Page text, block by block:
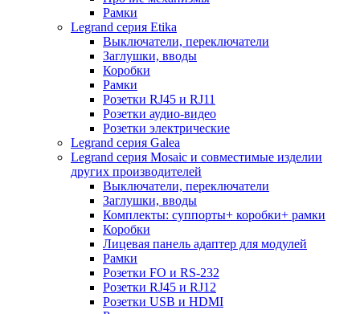
Рамки
Legrand серия Etika
Выключатели, переключатели
Заглушки, вводы
Коробки
Рамки
Розетки RJ45 и RJ11
Розетки аудио-видео
Розетки электрические
Legrand серия Galea
Legrand серия Mosaic и совместимые изделии
других производителей
Выключатели, переключатели
Заглушки, вводы
Комплекты: суппорты+ коробки+ рамки
Коробки
Лицевая панель адаптер для модулей
Рамки
Розетки FO и RS-232
Розетки RJ45 и RJ12
Розетки USB и HDMI